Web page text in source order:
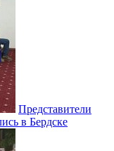
Представители
в Бердске